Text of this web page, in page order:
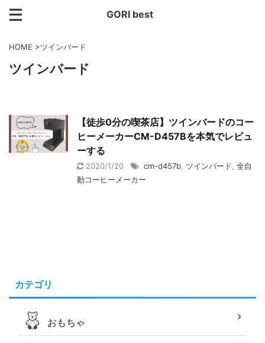
GORI best
HOME >ツインバード
ツインバード
【徒歩0分の喫茶店】ツインバードのコー
ヒーメーカーCM-D457Bを本気でレビュ
ーする
2020/1/20 cm-d457b ツインバード 全自
動コーヒーメーカー
カテゴリ
おもちゃ